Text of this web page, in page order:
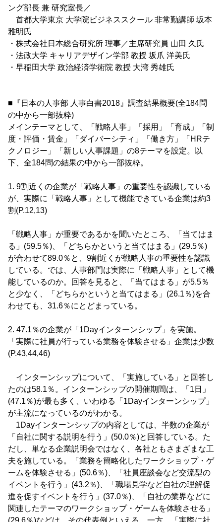
ング部長 兼 研究室長／
首都大学東京 大学院ビジネススクール 非常勤講師 坂本
雅明氏
・株式会社日本総合研究所 理事／主席研究員 山田 久氏
・法政大学 キャリアデザイン学部 教授 坂爪 洋美氏
・早稲田大学 政治経済学術院 教授 大湾 秀雄氏
■『日本の人事部 人事白書2018』調査結果概要(全184問
の中から一部抜粋)
メインテーマとして、「戦略人事」「採用」「育成」「制
度・評価・賃金」「ダイバーシティ」「働き方」「HRテ
クノロジー」「新しい人事課題」の8テーマを設定。以
下、全184問の結果の中から一部抜粋。
1. 9割近くの企業が「戦略人事」の重要性を認識している
が、実際に「戦略人事」として機能できている企業は約3
割(P.12,13)
「戦略人事」が重要であるかを聞いたところ、「当てはま
る」(59.5％)、「どちらかというと当てはまる」(29.5％)
が合わせて89.0％と、9割近くが戦略人事の重要性を認識
している。では、人事部門は実際に「戦略人事」として機
能しているのか。回答を見ると、「当てはまる」が5.5％
と少なく、「どちらかというと当てはまる」(26.1％)を合
わせても、31.6％にとどまっている。
2. 47.1％の企業が「1Dayインターンシップ」を実施。
「実際に社員が行っている業務を体験させる」企業は少数
(P.43,44,46)
インターンシップについて、「実施している」と回答し
たのは58.1％。インターンシップの開催期間は、「1日」
(47.1％)が最も多く、いわゆる「1Dayインターンシップ」
が主流になっているのがわかる。
1Dayインターンシップの内容としては、半数の企業が
「自社に関する説明を行う」(50.0％)と回答している。た
だし、単なる企業説明会ではなく、各社ともさまざまな工
夫を施している。「業務を簡略化したワークショップ・ゲ
ームを体験させる」(50.6％)、「社員座談会など交流型の
イベントを行う」(43.2％)、「職場見学など自社の理解促
進を促すイベントを行う」(37.0％)、「自社の業界などに
関連したテーマのワークショップ・ゲームを体験させる」
(29.6％)などは、その代表例といえる。一方、「実際に社